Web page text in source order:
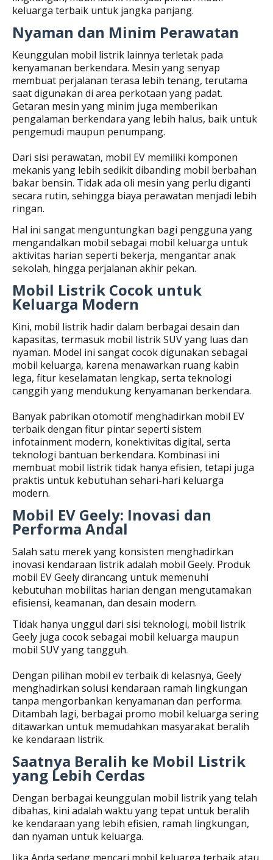
keluarga terbaik untuk jangka panjang.
Nyaman dan Minim Perawatan
Keunggulan mobil listrik lainnya terletak pada
kenyamanan berkendara. Mesin yang senyap
membuat perjalanan terasa lebih tenang, terutama
saat digunakan di area perkotaan yang padat.
Getaran mesin yang minim juga memberikan
pengalaman berkendara yang lebih halus, baik untuk
pengemudi maupun penumpang.
Dari sisi perawatan, mobil EV memiliki komponen
mekanis yang lebih sedikit dibanding mobil berbahan
bakar bensin. Tidak ada oli mesin yang perlu diganti
secara rutin, sehingga biaya perawatan menjadi lebih
ringan.
Hal ini sangat menguntungkan bagi pengguna yang
mengandalkan mobil sebagai mobil keluarga untuk
aktivitas harian seperti bekerja, mengantar anak
sekolah, hingga perjalanan akhir pekan.
Mobil Listrik Cocok untuk
Keluarga Modern
Kini, mobil listrik hadir dalam berbagai desain dan
kapasitas, termasuk mobil listrik SUV yang luas dan
nyaman. Model ini sangat cocok digunakan sebagai
mobil keluarga, karena menawarkan ruang kabin
lega, fitur keselamatan lengkap, serta teknologi
canggih yang mendukung kenyamanan berkendara.
Banyak pabrikan otomotif menghadirkan mobil EV
terbaik dengan fitur pintar seperti sistem
infotainment modern, konektivitas digital, serta
teknologi bantuan berkendara. Kombinasi ini
membuat mobil listrik tidak hanya efisien, tetapi juga
praktis untuk kebutuhan sehari-hari keluarga
modern.
Mobil EV Geely: Inovasi dan
Performa Andal
Salah satu merek yang konsisten menghadirkan
inovasi kendaraan listrik adalah mobil Geely. Produk
mobil EV Geely dirancang untuk memenuhi
kebutuhan mobilitas harian dengan mengutamakan
efisiensi, keamanan, dan desain modern.
Tidak hanya unggul dari sisi teknologi, mobil listrik
Geely juga cocok sebagai mobil keluarga maupun
mobil SUV yang tangguh.
Dengan pilihan mobil ev terbaik di kelasnya, Geely
menghadirkan solusi kendaraan ramah lingkungan
tanpa mengorbankan kenyamanan dan performa.
Ditambah lagi, berbagai promo mobil keluarga sering
ditawarkan untuk memudahkan masyarakat beralih
ke kendaraan listrik.
Saatnya Beralih ke Mobil Listrik
yang Lebih Cerdas
Dengan berbagai keunggulan mobil listrik yang telah
dibahas, kini adalah waktu yang tepat untuk beralih
ke kendaraan yang lebih efisien, ramah lingkungan,
dan nyaman untuk keluarga.
Jika Anda sedang mencari mobil keluarga terbaik atau